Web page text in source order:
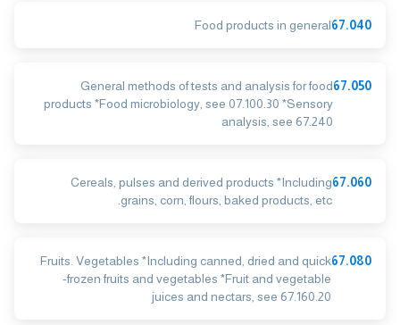
67.040
Food products in general
67.050
General methods of tests and analysis for food
products *Food microbiology, see 07.100.30 *Sensory
analysis, see 67.240
67.060
Cereals, pulses and derived products *Including
grains, corn, flours, baked products, etc.
67.080
Fruits. Vegetables *Including canned, dried and quick
-frozen fruits and vegetables *Fruit and vegetable
juices and nectars, see 67.160.20